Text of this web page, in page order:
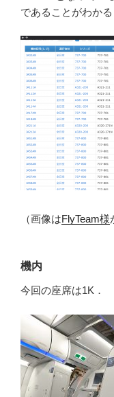
であることがわか
（画像はFlyTeam様
機内
今回の座席は1K．